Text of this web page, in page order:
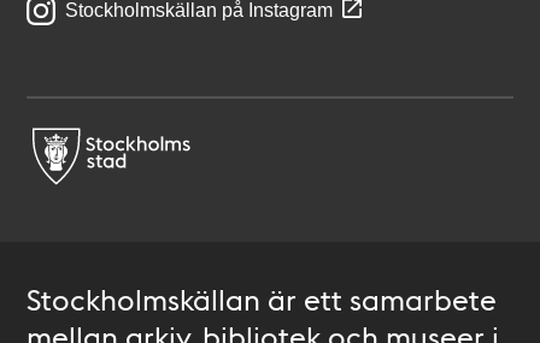
Stockholmskällan på Instagram
Stockholmskällan är ett samarbete